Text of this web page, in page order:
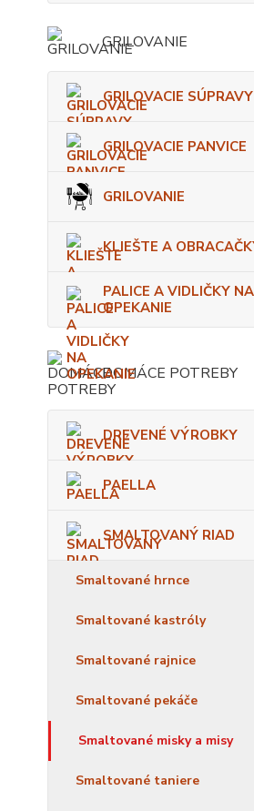
GRILOVANIE
GRILOVACIE SÚPRAVY
GRILOVACIE PANVICE
GRILOVANIE
KLIEŠTE A
PALICE A VIDLIČKY NA
OPEKANIE
DOMÁCE POTREBY
DREVENÉ VÝROBKY
PAELLA
SMALTOVANÝ RIAD
Smaltované hrnce
Smaltované kastróly
Smaltované rajnice
Smaltované pekáče
Smaltované misky a misy
Smaltované taniere